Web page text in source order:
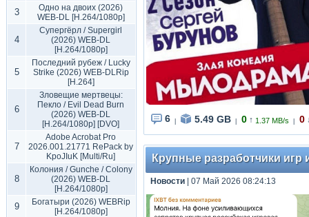
3
Одно на двоих (2026)
WEB-DL [H.264/1080p]
4
Супергёрл / Supergirl
(2026) WEB-DL
[H.264/1080p]
5
Последний рубеж / Lucky
Strike (2026) WEB-DLRip
[H.264]
6
Зловещие мертвецы:
Пекло / Evil Dead Burn
(2026) WEB-DL
[H.264/1080p] [DVO]
7
Adobe Acrobat Pro
2026.001.21771 RePack by
KpoJIuK [Multi/Ru]
8
Колония / Gunche / Colony
(2026) WEB-DL
[H.264/1080p]
9
Богатыри (2026) WEBRip
[H.264/1080p]
6 5.49 GB 0 ↑ 1.37 MB/s 0
Крупные разработчики игр
Новости | 07 Май 2026 08:24:13